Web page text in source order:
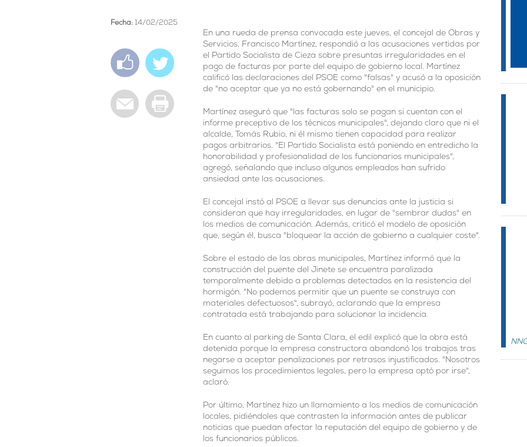
Fecha: 14/02/2025
En una rueda de prensa convocada este jueves, el concejal de Obras y
Servicios, Francisco Martínez, respondió a las acusaciones vertidas por
el Partido Socialista de Cieza sobre presuntas irregularidades en el
pago de facturas por parte del equipo de gobierno local. Martínez
calificó las declaraciones del PSOE como "falsas" y acusó a la oposición
de "no aceptar que ya no está gobernando" en el municipio.
Martínez aseguró que "las facturas solo se pagan si cuentan con el
informe preceptivo de los técnicos municipales", dejando claro que ni el
alcalde, Tomás Rubio, ni él mismo tienen capacidad para realizar
pagos arbitrarios. "El Partido Socialista está poniendo en entredicho la
honorabilidad y profesionalidad de los funcionarios municipales",
agregó, señalando que incluso algunos empleados han sufrido
ansiedad ante las acusaciones.
El concejal instó al PSOE a llevar sus denuncias ante la justicia si
consideran que hay irregularidades, en lugar de "sembrar dudas" en
los medios de comunicación. Además, criticó el modelo de oposición
que, según él, busca "bloquear la acción de gobierno a cualquier coste".
Sobre el estado de las obras municipales, Martínez informó que la
construcción del puente del Jinete se encuentra paralizada
temporalmente debido a problemas detectados en la resistencia del
hormigón. "No podemos permitir que un puente se construya con
materiales defectuosos", subrayó, aclarando que la empresa
contratada está trabajando para solucionar la incidencia.
En cuanto al parking de Santa Clara, el edil explicó que la obra está
detenida porque la empresa constructora abandonó los trabajos tras
negarse a aceptar penalizaciones por retrasos injustificados. "Nosotros
seguimos los procedimientos legales, pero la empresa optó por irse",
aclaró.
Por último, Martínez hizo un llamamiento a los medios de comunicación
locales, pidiéndoles que contrasten la información antes de publicar
noticias que puedan afectar la reputación del equipo de gobierno y de
los funcionarios públicos.